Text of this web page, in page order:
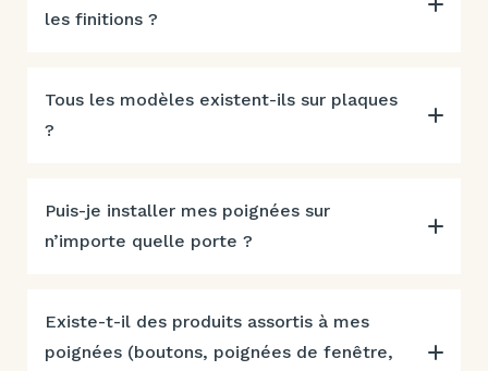
les finitions ?
Tous les modèles existent-ils sur plaques
?
Puis-je installer mes poignées sur
n’importe quelle porte ?
Existe-t-il des produits assortis à mes
poignées (boutons, poignées de fenêtre,